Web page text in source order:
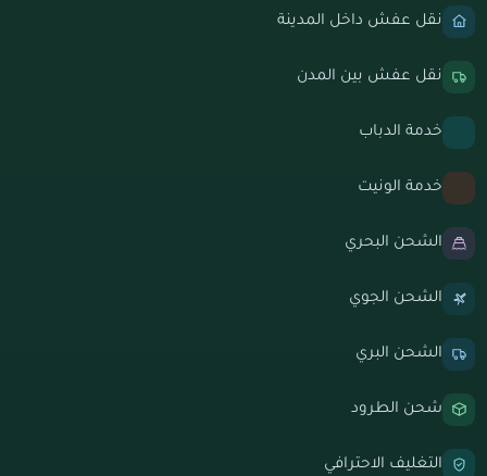
نقل عفش داخل المدينة
نقل عفش بين المدن
خدمة الدباب
خدمة الونيت
الشحن البحري
الشحن الجوي
الشحن البري
شحن الطرود
التغليف الاحترافي